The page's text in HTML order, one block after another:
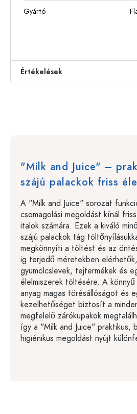
Gyártó
Értékelések
"Milk and Juice" –
szájú palackok friss
A "Milk and Juice" sorozat
csomagolási megoldást kínál
italok számára. Ezek a kiváló
szájú palackok tág
megkönnyíti a töltést és az
ig terjedő méretekben elérhetők,
gyümölcslevek, tejtermékek és
élelmiszerek töltésére. A
anyag magas törésállóságot és
kezelhetőséget biztosít a
megfelelő zárókupakok
így a "Milk and Juice" praktikus,
higiénikus megoldást nyújt